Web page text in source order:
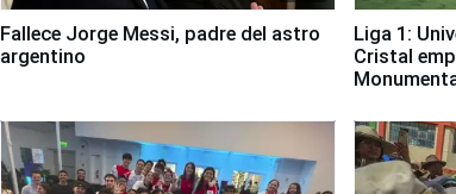
Fallece Jorge Messi, padre del astro
argentino
Liga 1:
Cristal